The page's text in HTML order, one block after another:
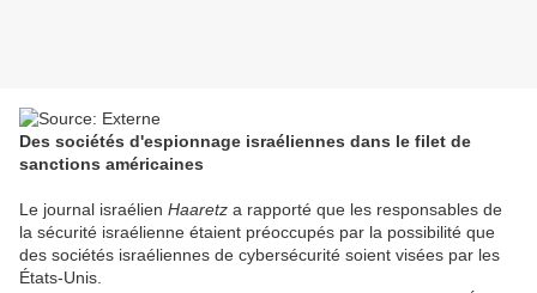
Des sociétés d'espionnage israéliennes dans le filet de
sanctions américaines
Le journal israélien Haaretz a rapporté que les responsables de
la sécurité israélienne étaient préoccupés par la possibilité que
des sociétés israéliennes de cybersécurité soient visées par les
États-Unis.